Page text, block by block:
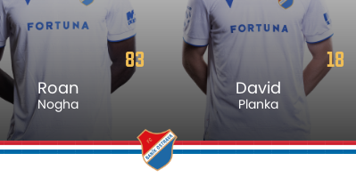
83
Roan
Nogha
18
David
Planka